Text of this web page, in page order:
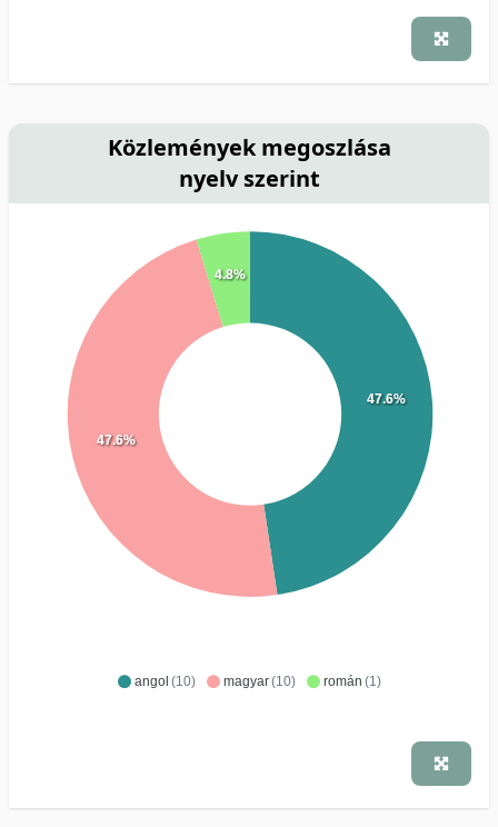
Közlemények megoszlása
nyelv szerint
angol (10) magyar(10) román (1)
47.6%
47.6%
4.8%